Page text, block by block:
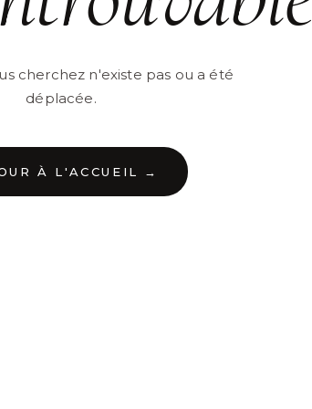
cherchez n'existe pas ou a été
déplacée.
À L'ACCUEIL →